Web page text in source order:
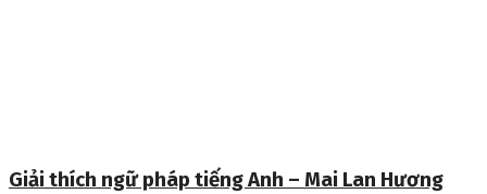
Giải thích ngữ pháp tiếng Anh – Mai Lan Hương